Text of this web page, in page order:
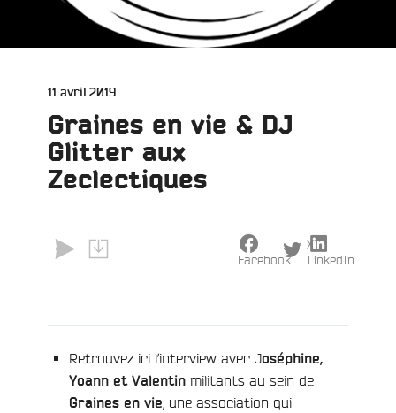
Publié
11 avril 2019
Graines en vie & DJ
Glitter aux
Zeclectiques
Retrouvez ici l’interview avec Joséphine,
Yoann et Valentin militants au sein de
Graines en vie , une association qui
Facebook
X
LinkedIn